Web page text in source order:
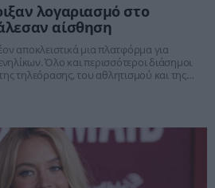
λογαριασμό στο
αίσθηση
αποκλειστικά μια πλατφόρμα για
Όλο και περισσότεροι διάσημοι
τηλεόρασης, του αθλητισμού και της
τους δικούς τους
υλικό στους θαυμαστές τους
εσόδων.